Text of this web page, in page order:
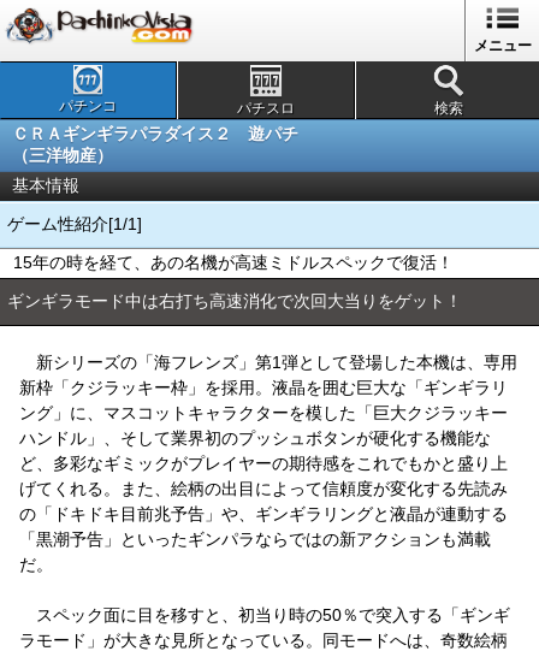
メニュー
パチンコ パチスロ 検索
ＣＲＡギンギラパラダイス２ 遊パチ
（三洋物産）
基本情報
ゲーム性紹介[1/1]
15年の時を経て、あの名機が高速ミドルスペックで復活！
ギンギラモード中は右打ち高速消化で次回大当りをゲット！
新シリーズの「海フレンズ」第1弾として登場した本機は、専用
新枠「クジラッキー枠」を採用。液晶を囲む巨大な「ギンギラリ
ング」に、マスコットキャラクターを模した「巨大クジラッキー
ハンドル」、そして業界初のプッシュボタンが硬化する機能な
ど、多彩なギミックがプレイヤーの期待感をこれでもかと盛り上
げてくれる。また、絵柄の出目によって信頼度が変化する先読み
の「ドキドキ目前兆予告」や、ギンギラリングと液晶が連動する
「黒潮予告」といったギンパラならではの新アクションも満載
だ。
スペック面に目を移すと、初当り時の50％で突入する「ギンギ
ラモード」が大きな見所となっている。同モードへは、奇数絵柄